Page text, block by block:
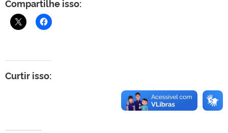
Compartilhe isso:
Curtir isso: